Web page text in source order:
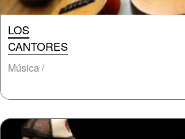
LOS
CANTORES
Música /